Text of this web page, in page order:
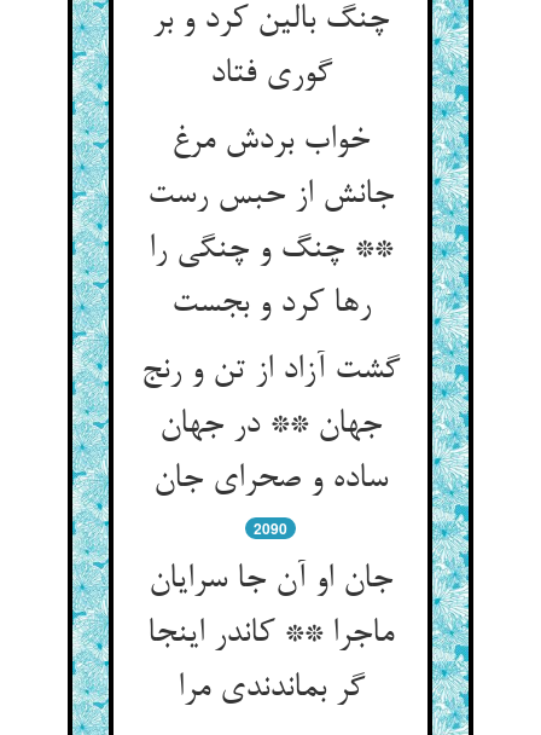
چنگ بالین کرد و بر
گوری فتاد
خواب بردش مرغ
جانش از حبس رست
** چنگ و چنگی را
رها کرد و بجست‌‌
گشت آزاد از تن و رنج
جهان ** در جهان
2090
جان او آن جا سرایان
ماجرا ** کاندر اینجا
گر بماندندی مرا